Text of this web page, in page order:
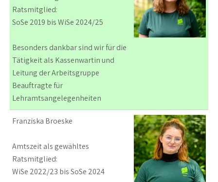
Ratsmitglied:
SoSe 2019 bis WiSe 2024/25
Besonders dankbar sind wir für die
Tätigkeit als Kassenwartin und
Leitung der Arbeitsgruppe
Beauftragte für
Lehramtsangelegenheiten
Franziska Broeske
Amtszeit als gewähltes
Ratsmitglied:
WiSe 2022/23 bis SoSe 2024